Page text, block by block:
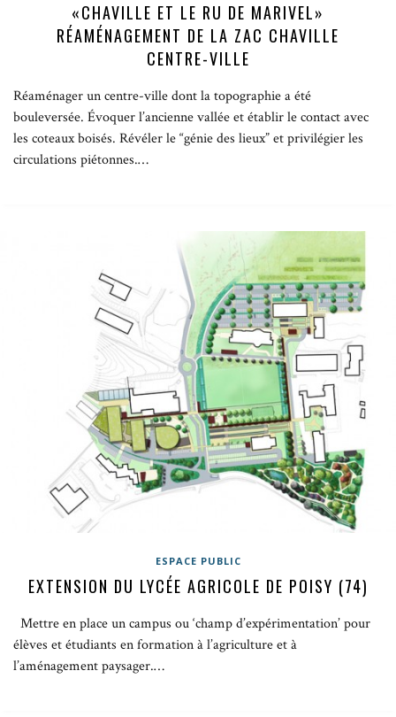
«CHAVILLE ET LE RU DE MARIVEL»
RÉAMÉNAGEMENT DE LA ZAC CHAVILLE
CENTRE-VILLE
Réaménager un centre-ville dont la topographie a été
bouleversée. Évoquer l’ancienne vallée et établir le contact avec
les coteaux boisés. Révéler le “génie des lieux” et privilégier les
circulations piétonnes.…
ESPACE PUBLIC
EXTENSION DU LYCÉE AGRICOLE DE POISY (74)
Mettre en place un campus ou ‘champ d’expérimentation’ pour
élèves et étudiants en formation à l’agriculture et à
l’aménagement paysager.…